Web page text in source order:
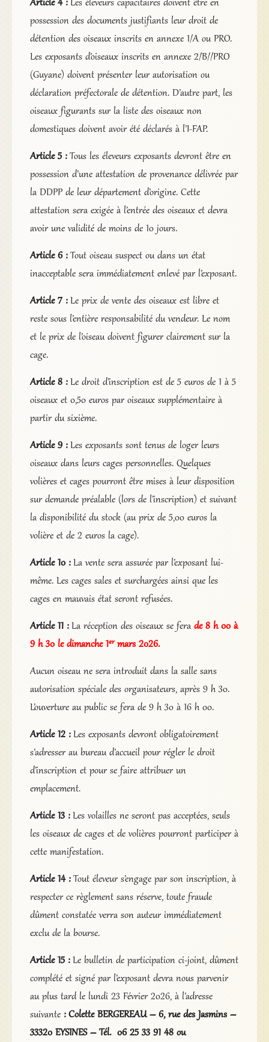
Article 4 : Les éleveurs capacitaires doivent être en
possession des documents justifiants leur droit de
détention des oiseaux inscrits en annexe 1/A ou PRO.
Les exposants d’oiseaux inscrits en annexe 2/B//PRO
(Guyane) doivent présenter leur autorisation ou
déclaration préfectorale de détention. D’autre part, les
oiseaux figurants sur la liste des oiseaux non
domestiques doivent avoir été déclarés à l’I-FAP.
Article 5 : Tous les éleveurs exposants devront être en
possession d’une attestation de provenance délivrée par
la DDPP de leur département d’origine. Cette
attestation sera exigée à l’entrée des oiseaux et devra
avoir une validité de moins de 10 jours.
Article 6 : Tout oiseau suspect ou dans un état
inacceptable sera immédiatement enlevé par l’exposant.
Article 7 : Le prix de vente des oiseaux est libre et
reste sous l’entière responsabilité du vendeur. Le nom
et le prix de l’oiseau doivent figurer clairement sur la
cage.
Article 8 : Le droit d’inscription est de 5 euros de 1 à 5
oiseaux et 0,50 euros par oiseaux supplémentaire à
partir du sixième.
Article 9 : Les exposants sont tenus de loger leurs
oiseaux dans leurs cages personnelles. Quelques
volières et cages pourront être mises à leur disposition
sur demande préalable (lors de l’inscription) et suivant
la disponibilité du stock (au prix de 5,00 euros la
volière et de 2 euros la cage).
Article 10 : La vente sera assurée par l’exposant lui-
même. Les cages sales et surchargées ainsi que les
cages en mauvais état seront refusées.
Article 11 : La réception des oiseaux se fera de 8 h 00 à
9 h 30 le dimanche 1ermars 2026.
Aucun oiseau ne sera introduit dans la salle sans
autorisation spéciale des organisateurs, après 9 h 30.
L’ouverture au public se fera de 9 h 30 à 16 h 00.
Article 12 : Les exposants devront obligatoirement
s’adresser au bureau d’accueil pour régler le droit
d’inscription et pour se faire attribuer un
emplacement.
Article 13 : Les volailles ne seront pas acceptées, seuls
les oiseaux de cages et de volières pourront participer à
cette manifestation.
Article 14 : Tout éleveur s’engage par son inscription, à
respecter ce règlement sans réserve, toute fraude
dûment constatée verra son auteur immédiatement
exclu de la bourse.
Article 15 : Le bulletin de participation ci-joint, dûment
complété et signé par l’exposant devra nous parvenir
au plus tard le lundi 23 Février 2026, à l’adresse
suivante : Colette BERGEREAU – 6, rue des Jasmins –
33320 EYSINES – Tél. 06 25 33 91 48 ou